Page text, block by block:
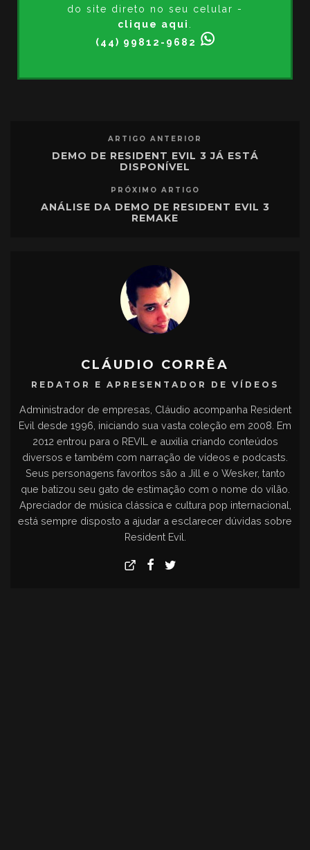
do site direto no seu celular -
clique aqui
(44) 99812-9682
ARTIGO ANTERIOR
DEMO DE RESIDENT EVIL 3 JÁ ESTÁ
DISPONÍVEL
PRÓXIMO ARTIGO
ANÁLISE DA DEMO DE RESIDENT EVIL 3
REMAKE
CLÁUDIO CORRÊA
REDATOR E APRESENTADOR DE VÍDEOS
Administrador de empresas, Cláudio acompanha Resident
Evil desde 1996, iniciando sua vasta coleção em 2008. Em
2012 entrou para o REVIL e auxilia criando conteúdos
diversos e também com narração de vídeos e podcasts.
Seus personagens favoritos são a Jill e o Wesker, tanto
que batizou seu gato de estimação com o nome do vilão.
Apreciador de música clássica e cultura pop internacional,
está sempre disposto a ajudar a esclarecer dúvidas sobre
Resident Evil.